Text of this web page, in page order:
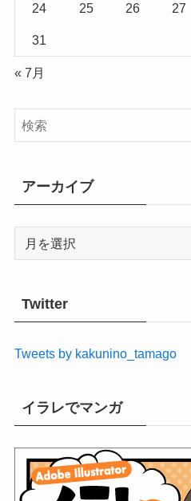
24 25 26 27
31
« 7月
アーカイブ
Twitter
Tweets by kakunino_tamago
イラレでマンガ